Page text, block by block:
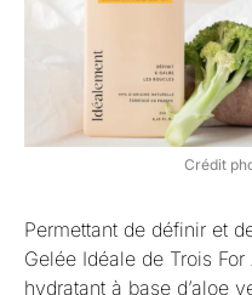
Crédit
Permettant de définir et
Gelée Idéale de Trois
hydratant à base d’aloe